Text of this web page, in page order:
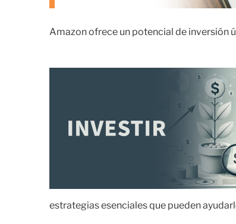
Amazon ofrece un potencial de inversión
estrategias esenciales que pueden